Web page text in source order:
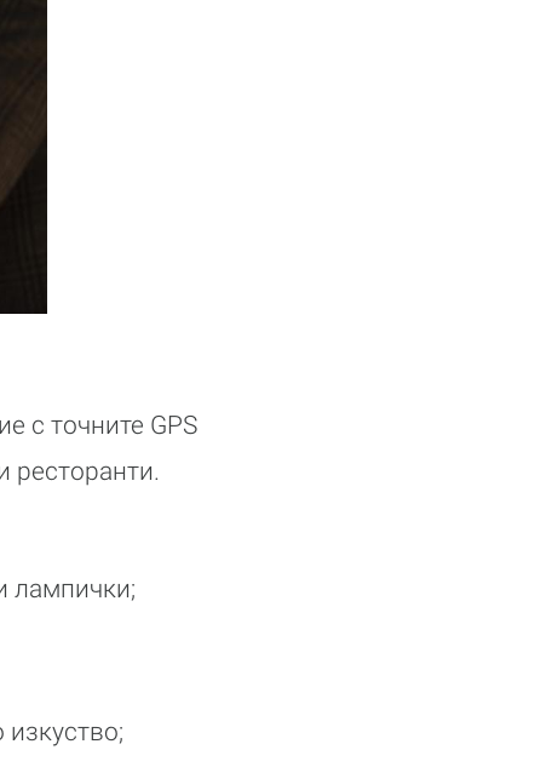
с точните GPS
ресторанти.
лампички;